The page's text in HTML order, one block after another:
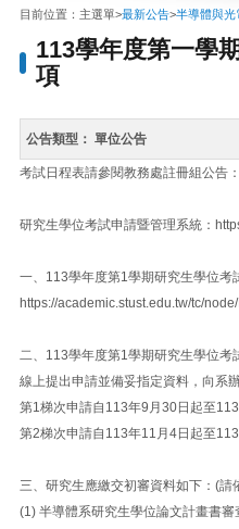
目前位置： 主選單>最新公告>半導體與光
113學年度第一學
項
公告類型： 單位公告
考試日程表請參閱教務處註冊組公告
研究生學位考試申請暨管理系統：
一、113學年度第1學期研究生學位
https://academic.stust.edu.tw/tc/node/
二、113學年度第1學期研究生學位考
線上提出申請並備妥指定資料，向系
第1梯次申請自113年9月30日起至113
第2梯次申請自113年11月4日起至113
三、研究生應繳交初審資料如下：(請
(1) 半導體系研究生學位論文計畫書